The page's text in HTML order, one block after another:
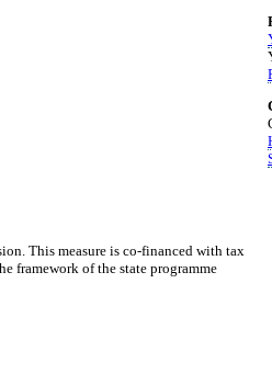
This measure is co-financed with tax
framework of the state programme